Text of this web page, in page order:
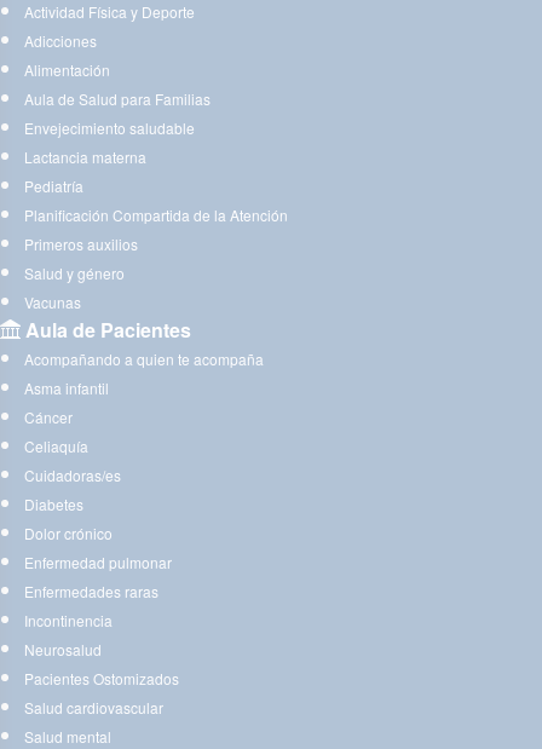
Actividad Física y Deporte
Adicciones
Alimentación
Aula de Salud para Familias
Envejecimiento saludable
Lactancia materna
Pediatría
Planificación Compartida de la Atención
Primeros auxilios
Salud y género
Vacunas
Aula de Pacientes
Acompañando a quien te acompaña
Asma infantil
Cáncer
Celiaquía
Cuidadoras/es
Diabetes
Dolor crónico
Enfermedad pulmonar
Enfermedades raras
Incontinencia
Neurosalud
Pacientes Ostomizados
Salud cardiovascular
Salud mental